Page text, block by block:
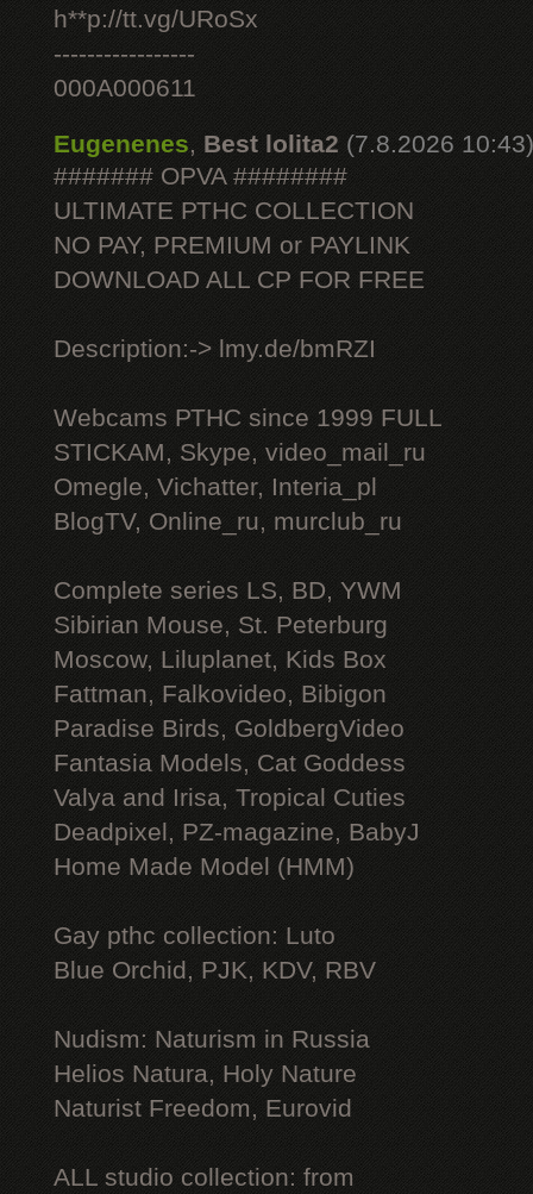
h**p://tt.vg/URoSx
-----------------
000A000611
Eugenenes, Best lolita2 (7.8.2026 10:43)
####### OPVA ########
ULTIMATE РТНС COLLECTION
NO PAY, PREMIUM or PAYLINK
DOWNLOAD ALL СР FOR FREE
Description:-> lmy.de/bmRZI
Webcams РТНС since 1999 FULL
STICKAM, Skype, video_mail_ru
Omegle, Vichatter, Interia_pl
BlogTV, Online_ru, murclub_ru
Complete series LS, BD, YWM
Sibirian Mouse, St. Peterburg
Moscow, Liluplanet, Kids Box
Fattman, Falkovideo, Bibigon
Paradise Birds, GoldbergVideo
Fantasia Models, Cat Goddess
Valya and Irisa, Tropical Cuties
Deadpixel, PZ-magazine, BabyJ
Home Made Model (HMM)
Gay рthс collection: Luto
Blue Orchid, PJK, KDV, RBV
Nudism: Naturism in Russia
Helios Natura, Holy Nature
Naturist Freedom, Eurovid
ALL studio collection: from